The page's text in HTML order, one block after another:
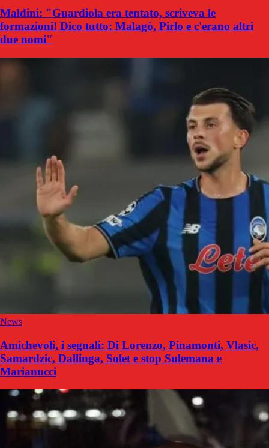
Maldini: "Guardiola era tentato, scriveva le
formazioni! Dico tutto: Malagò, Pirlo e c'erano altri
due nomi"
News
Amichevoli, i segnali: Di Lorenzo, Pinamonti, Vlasic,
Samardzic, Dallinga, Solet e stop Sulemana e
Marianucci